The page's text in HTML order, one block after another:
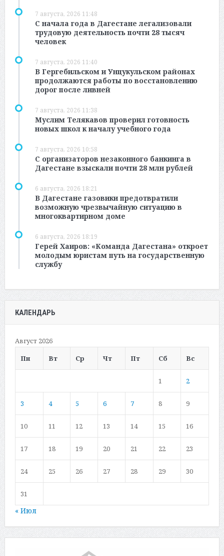
7 августа, 2026 11:48
С начала года в Дагестане легализовали
трудовую деятельность почти 28 тысяч
человек
7 августа, 2026 11:40
В Гергебильском и Унцукульском районах
продолжаются работы по восстановлению
дорог после ливней
7 августа, 2026 11:38
Муслим Телякавов проверил готовность
новых школ к началу учебного года
7 августа, 2026 10:58
С организаторов незаконного банкинга в
Дагестане взыскали почти 28 млн рублей
6 августа, 2026 18:21
В Дагестане газовики предотвратили
возможную чрезвычайную ситуацию в
многоквартирном доме
6 августа, 2026 18:19
Герей Хаиров: «Команда Дагестана» откроет
молодым юристам путь на государственную
службу
КАЛЕНДАРЬ
Август 2026
Пн
Вт Ср Чт Пт Сб Вс
1 2
3 4 5 6 7 8 9
10 11 12 13 14 15 16
17 18 19 20 21 22 23
24 25 26 27 28 29 30
31
« Июл